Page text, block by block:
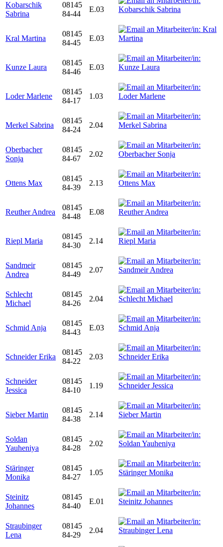
Kobarschik
Sabrina
08145
84-44
E.03
Kral Martina
08145
84-45
E.03
Kunze Laura
08145
84-46
E.03
Loder Marlene
08145
84-17
1.03
Merkel Sabrina
08145
84-24
2.04
Oberbacher
Sonja
08145
84-67
2.02
Ottens Max
08145
84-39
2.13
Reuther Andrea
08145
84-48
E.08
Riepl Maria
08145
84-30
2.14
Sandmeir
Andrea
08145
84-49
2.07
Schlecht
Michael
08145
84-26
2.04
Schmid Anja
08145
84-43
E.03
Schneider Erika
08145
84-22
2.03
Schneider
Jessica
08145
84-10
1.19
Sieber Martin
08145
84-38
2.14
Soldan
Yauheniya
08145
84-28
2.02
Stäringer
Monika
08145
84-27
1.05
Steinitz
Johannes
08145
84-40
E.01
Straubinger
Lena
08145
84-29
2.04